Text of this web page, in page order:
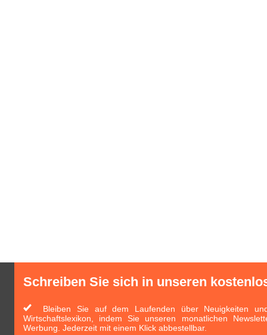
Schreiben Sie sich in unseren
Bleiben Sie auf dem Laufenden über Neuigkeiten
Wirtschaftslexikon, indem Sie unseren monatlichen
Werbung. Jederzeit mit einem Klick abbestellbar.